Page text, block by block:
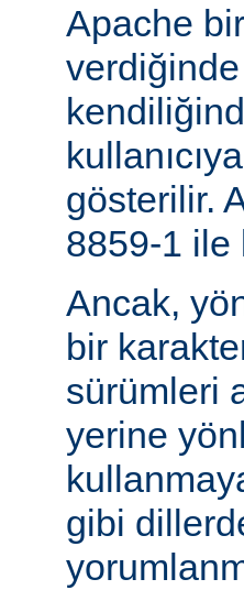
Apache
gösterilir.
8859-1 ile
Ancak,
bir
sürümleri
yerine
gibi